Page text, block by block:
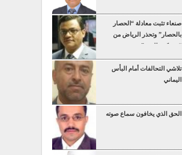
صنعاء تثبت معادلة “الحصار
بالحصار” وتحذر الرياض من
“عسكرة البحر”
تلاشي التحالفات أمام البأس
اليماني
الحق الذي يخافون سماع صوته